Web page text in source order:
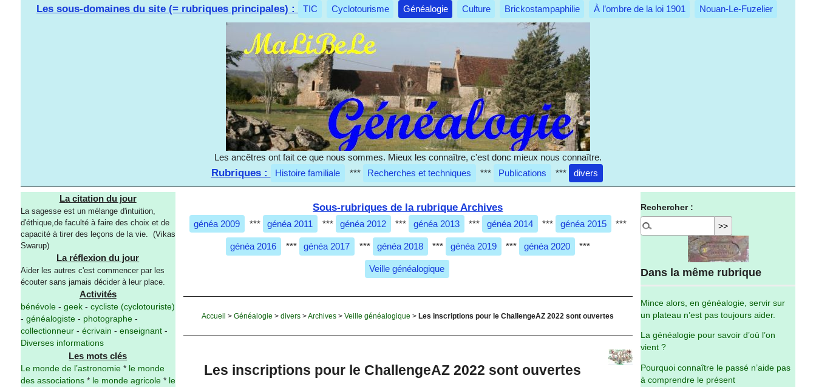
Les sous-domaines du site (= rubriques principales) : TIC Cyclotourisme Généalogie Culture Brickostampaphilie À l’ombre de la loi 1901 Nouan-Le-Fuzelier
Les ancêtres ont fait ce que nous sommes. Mieux les connaître, c'est donc mieux nous connaître.
Rubriques : Histoire familiale *** Recherches et techniques *** Publications *** divers
La citation du jour
La sagesse est un mélange d'intuition,
d'éthique,de faculté à faire des choix et de
capacité à tirer des leçons de la vie. (Vikas
Swarup)
La réflexion du jour
Aider les autres c'est commencer par les
écouter sans jamais décider à leur place.
Activités
bénévole- geek- cycliste (cyclotouriste)
- généalogiste- photographe-
collectionneur- écrivain - enseignant-
Diverses informations
Les mots clés
Le monde de l’astronomie* le monde
des associations* le monde agricole* le
Sous-rubriques de la rubrique Archives
généa 2009 *** généa 2011 *** généa 2012 *** généa 2013 *** généa 2014 *** généa 2015 ***
généa 2016 *** généa 2017 *** généa 2018 *** généa 2019 *** généa 2020 ***
Veille généalogique
Accueil >Généalogie >divers >Archives >Veille généalogique >Les inscriptions pour le ChallengeAZ 2022 sont ouvertes
Les inscriptions pour le ChallengeAZ 2022 sont ouvertes
Rechercher :
Dans la même rubrique
Mince alors, en généalogie, servir sur
un plateau n’est pas toujours aider.
La généalogie pour savoir d’où l’on
vient ?
Pourquoi connaître le passé n’aide pas
à comprendre le présent